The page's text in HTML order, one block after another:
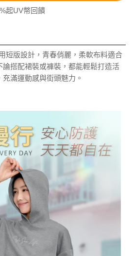
起UV幣回饋
短版設計，青春俏麗，柔軟布料適合
搭配裙裝或褲裝，都能輕鬆打造活
滿運動感與街頭魅力。